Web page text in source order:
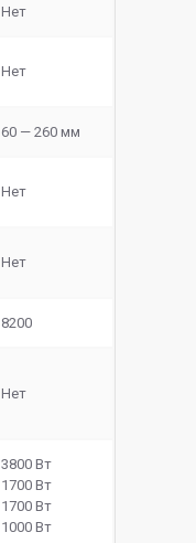
Нет
Нет
60 — 260 мм
Нет
Нет
8200
Нет
3800 Вт
1700 Вт
1700 Вт
1000 Вт